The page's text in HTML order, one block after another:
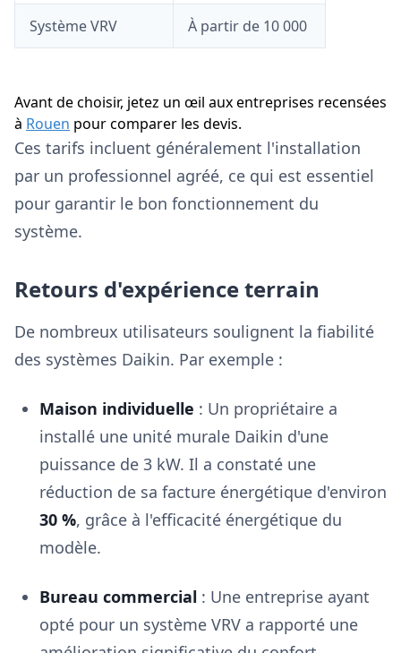
Système VRV À partir de 10 000
Avant de choisir, jetez un œil aux entreprises recensées
à Rouen pour comparer les devis.
Ces tarifs incluent généralement l'installation
par un professionnel agréé, ce qui est essentiel
pour garantir le bon fonctionnement du
système.
Retours d'expérience terrain
De nombreux utilisateurs soulignent la fiabilité
des systèmes Daikin. Par exemple :
Maison individuelle : Un propriétaire a
installé une unité murale Daikin d'une
puissance de 3 kW. Il a constaté une
réduction de sa facture énergétique d'environ
30 %, grâce à l'efficacité énergétique du
modèle.
Bureau commercial : Une entreprise ayant
opté pour un système VRV a rapporté une